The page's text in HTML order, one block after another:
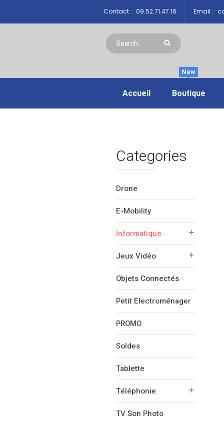
Contact : 09.52.71.47.16 Email :
Accueil Boutique
New
Categories
Drone
E-Mobility
Informatique
Jeux Vidéo
Objets Connectés
Petit Electroménager
PROMO
Soldes
Tablette
Téléphonie
TV Son Photo